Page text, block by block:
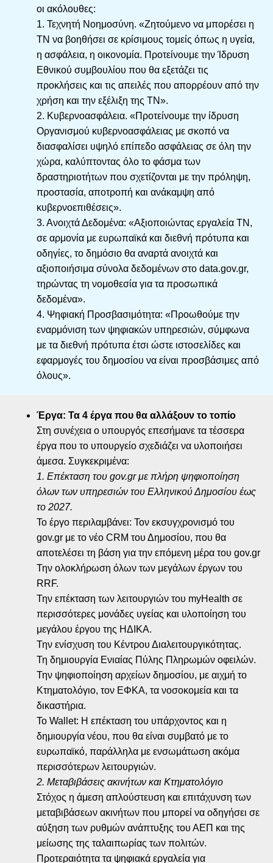
οι ακόλουθες:
1. Τεχνητή Νοημοσύνη. «Ζητούμενο να μπορέσει η
ΤΝ να βοηθήσει σε κρίσιμους τομείς όπως η υγεία,
η ασφάλεια, η οικονομία. Προτείνουμε την Ίδρυση
Εθνικού συμβουλίου που θα εξετάζει τις
προκλήσεις και τις απειλές που απορρέουν από την
χρήση και την εξέλιξη της ΤΝ».
2. Κυβερνοασφάλεια. «Προτείνουμε την ίδρυση
Οργανισμού κυβερνοασφάλειας με σκοπό να
διασφαλίσει υψηλό επίπεδο ασφάλειας σε όλη την
χώρα, καλύπτοντας όλο το φάσμα των
δραστηριοτήτων που σχετίζονται με την πρόληψη,
προστασία, αποτροπή και ανάκαμψη από
κυβερνοεπιθέσεις».
3. Ανοιχτά Δεδομένα: «Αξιοποιώντας εργαλεία ΤΝ,
σε αρμονία με ευρωπαϊκά και διεθνή πρότυπα και
οδηγίες, το δημόσιο θα αναρτά ανοιχτά και
αξιοποιήσιμα σύνολα δεδομένων στο data.gov.gr,
τηρώντας τη νομοθεσία για τα προσωπικά
δεδομένα».
4. Ψηφιακή Προσβασιμότητα: «Προωθούμε την
εναρμόνιση των ψηφιακών υπηρεσιών, σύμφωνα
με τα διεθνή πρότυπα έτσι ώστε ιστοσελίδες και
εφαρμογές του δημοσίου να είναι προσβάσιμες από
όλους».
Έργα: Τα 4 έργα που θα αλλάξουν το τοπίο
Στη συνέχεια ο υπουργός επεσήμανε τα τέσσερα
έργα που το υπουργείο σχεδιάζει να υλοποιήσει
άμεσα. Συγκεκριμένα:
1. Επέκταση του gov.gr με πλήρη ψηφιοποίηση
όλων των υπηρεσιών του Ελληνικού Δημοσίου έως
το 2027.
Το έργο περιλαμβάνει: Τον εκσυγχρονισμό του
gov.gr με το νέο CRM του Δημοσίου, που θα
αποτελέσει τη βάση για την επόμενη μέρα του gov.gr
Την ολοκλήρωση όλων των μεγάλων έργων του
RRF.
Την επέκταση των λειτουργιών του myHealth σε
περισσότερες μονάδες υγείας και υλοποίηση του
μεγάλου έργου της ΗΔΙΚΑ.
Την ενίσχυση του Κέντρου Διαλειτουργικότητας.
Τη δημιουργία Ενιαίας Πύλης Πληρωμών οφειλών.
Την ψηφιοποίηση αρχείων δημοσίου, με αιχμή το
Κτηματολόγιο, τον ΕΦΚΑ, τα νοσοκομεία και τα
δικαστήρια.
Το Wallet: Η επέκταση του υπάρχοντος και η
δημιουργία νέου, που θα είναι συμβατό με το
ευρωπαϊκό, παράλληλα με ενσωμάτωση ακόμα
περισσότερων λειτουργιών.
2. Μεταβιβάσεις ακινήτων και Κτηματολόγιο
Στόχος η άμεση απλούστευση και επιτάχυνση των
μεταβιβάσεων ακινήτων που μπορεί να οδηγήσει σε
αύξηση των ρυθμών ανάπτυξης του ΑΕΠ και της
μείωσης της ταλαιπωρίας των πολιτών.
Προτεραιότητα τα ψηφιακά εργαλεία για